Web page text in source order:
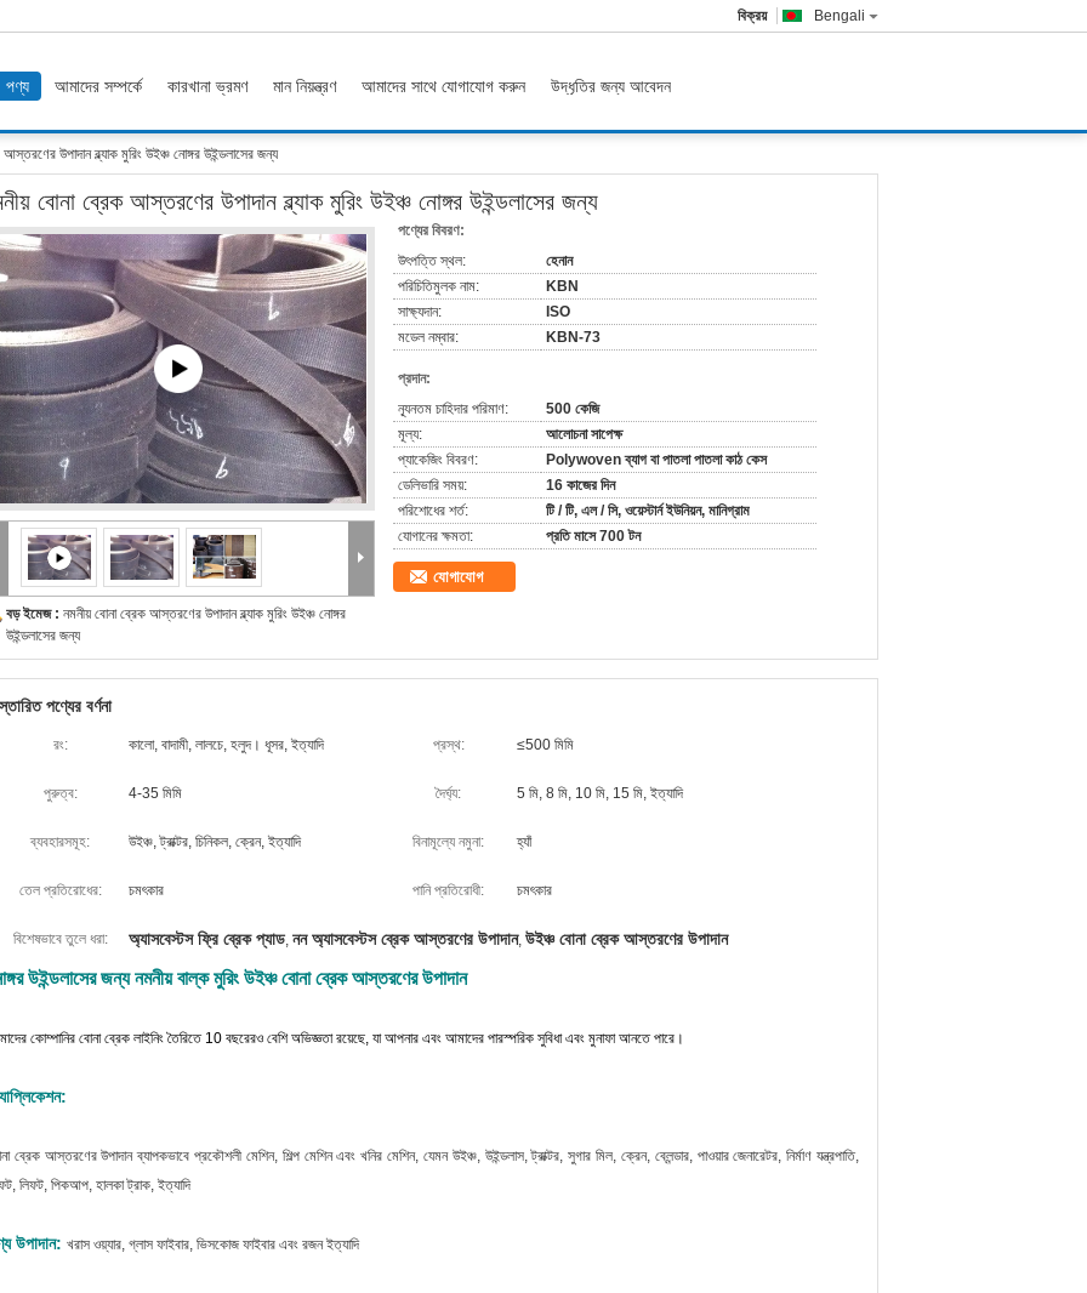
Bengali
বিক্রয়
পণ্য আমাদের সম্পর্কে কারখানা ভ্রমণ মান নিয়ন্ত্রণ আমাদের সাথে যোগাযোগ করুন উদ্ধৃতির জন্য আবেদন
উপাদান ব্ল্যাক মুরিং উইঞ্চ নোঙ্গর উইন্ডলাসের জন্য
বোনা ব্রেক আস্তরণের উপাদান ব্ল্যাক মুরিং উইঞ্চ নোঙ্গর উইন্ডলাসের জন্য
বড় ইমেজ : নমনীয় বোনা ব্রেক আস্তরণের উপাদান ব্ল্যাক মুরিং উইঞ্চ নোঙ্গর
উইন্ডলাসের জন্য
পণ্যের বিবরণ:
উৎপত্তি স্থল:
হেনান
পরিচিতিমুলক নাম:
KBN
সাক্ষ্যদান:
ISO
মডেল নম্বার:
KBN-73
প্রদান:
ন্যূনতম চাহিদার পরিমাণ:
500 কেজি
মূল্য:
আলোচনা সাপেক্ষ
প্যাকেজিং বিবরণ:
Polywoven ব্যাগ বা পাতলা পাতলা কাঠ কেস
ডেলিভারি সময়:
16 কাজের দিন
পরিশোধের শর্ত:
টি / টি, এল / সি, ওয়েস্টার্ন ইউনিয়ন, মানিগ্রাম
যোগানের ক্ষমতা:
প্রতি মাসে 700 টন
যোগাযোগ
পণ্যের বর্ণনা
রং: কালো, বাদামী, লালচে, হলুদ। ধূসর, ইত্যাদি প্রস্থ: ≤500 মিমি
পুরুত্ব: 4-35 মিমি দৈর্ঘ্য: 5 মি, 8 মি, 10 মি, 15 মি, ইত্যাদি
ব্যবহারসমূহ: উইঞ্চ, ট্রাক্টর, চিনিকল, ক্রেন, ইত্যাদি বিনামূল্যে নমুনা: হ্যাঁ
তেল প্রতিরোধের: চমৎকার পানি প্রতিরোধী: চমৎকার
বিশেষভাবে তুলে ধরা: অ্যাসবেস্টস ফ্রি ব্রেক প্যাড, নন অ্যাসবেস্টস ব্রেক আস্তরণের উপাদান, উইঞ্চ বোনা ব্রেক আস্তরণের উপাদান
উইন্ডলাসের জন্য নমনীয় বাল্ক মুরিং উইঞ্চ বোনা ব্রেক আস্তরণের উপাদান
কোম্পানির বোনা ব্রেক লাইনিং তৈরিতে 10 বছরেরও বেশি অভিজ্ঞতা রয়েছে, যা আপনার এবং আমাদের পারস্পরিক সুবিধা এবং মুনাফা আনতে পারে।
ব্রেক আস্তরণের উপাদান ব্যাপকভাবে প্রকৌশলী মেশিন, শিল্প মেশিন এবং খনির মেশিন, যেমন উইঞ্চ, উইন্ডলাস, ট্রাক্টর, সুগার মিল, ক্রেন, ব্লেন্ডার, পাওয়ার জেনারেটর, নির্মাণ যন্ত্রপাতি,
লিফট, পিকআপ, হালকা ট্রাক, ইত্যাদি
উপাদান: খরাস ওয়্যার, গ্লাস ফাইবার, ভিসকোজ ফাইবার এবং রজন ইত্যাদি